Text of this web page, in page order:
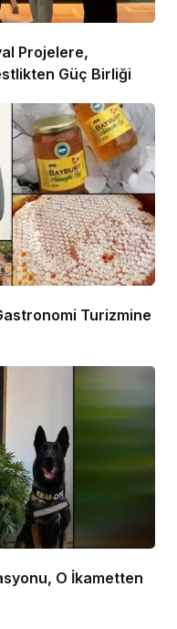
Projelere,
Güç Birliği
Turizmine
O İkametten